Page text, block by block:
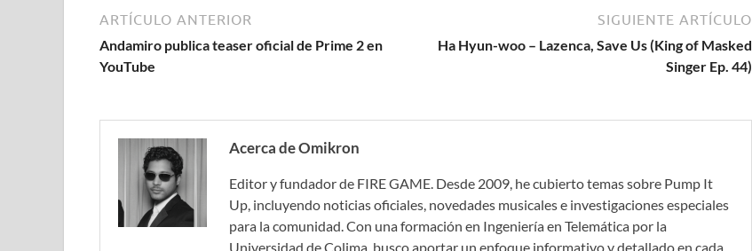
ARTÍCULO ANTERIOR
Andamiro publica teaser oficial de Prime 2 en
YouTube
SIGUIENTE ARTÍCULO
Ha Hyun-woo – Lazenca, Save Us (King of Masked
Singer Ep. 44)
Acerca de Omikron
Editor y fundador de FIRE GAME. Desde 2009, he cubierto temas sobre Pump It
Up, incluyendo noticias oficiales, novedades musicales e investigaciones especiales
para la comunidad. Con una formación en Ingeniería en Telemática por la
Universidad de Colima, busco aportar un enfoque informativo y detallado en cada